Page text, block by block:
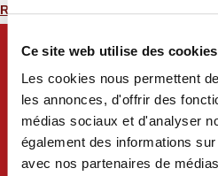
Ce site web utilise des
Les cookies nous permettent
les annonces, d'offrir des
médias sociaux et d'analyser
également des informations
avec nos partenaires de
Retour à la liste